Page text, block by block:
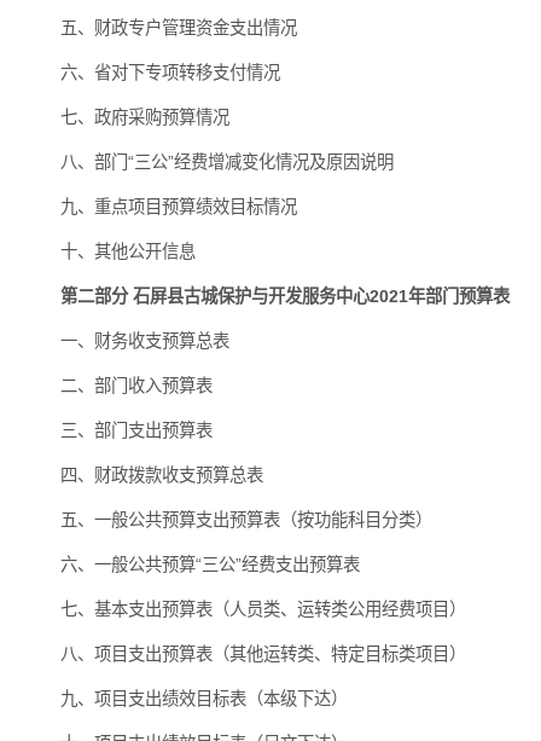
五、财政专户管理资金支出情况
六、省对下专项转移支付情况
七、政府采购预算情况
八、部门“三公”经费增减变化情况及原因说明
九、重点项目预算绩效目标情况
十、其他公开信息
第二部分 石屏县古城保护与开发服务中心2021年部门预算表
一、财务收支预算总表
二、部门收入预算表
三、部门支出预算表
四、财政拨款收支预算总表
五、一般公共预算支出预算表（按功能科目分类）
六、一般公共预算“三公”经费支出预算表
七、基本支出预算表（人员类、运转类公用经费项目）
八、项目支出预算表（其他运转类、特定目标类项目）
九、项目支出绩效目标表（本级下达）